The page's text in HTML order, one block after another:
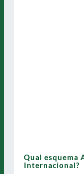
Qual esquema
Internacional?